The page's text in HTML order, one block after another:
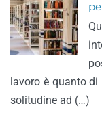
lavoro è quanto
solitudine ad (…)